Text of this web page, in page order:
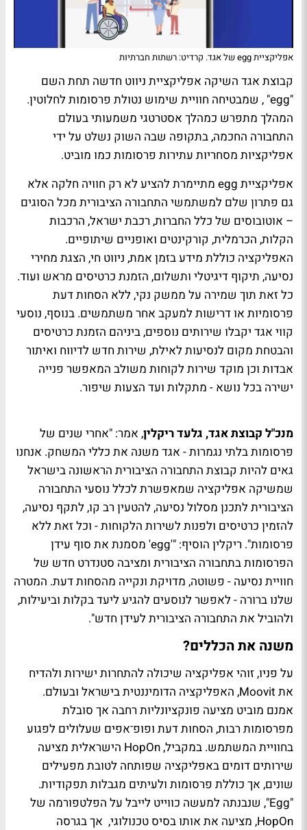
אפליקציית egg של אגד. קרדיט: רשתות חברתיות
קבוצת אגד השיקה אפליקציית ניווט חדשה תחת השם
"egg" , שמבטיחה חוויית שימוש נטולת פרסומות לחלוטין.
המהלך מתפרש כמהלך אסטרטגי משמעותי בעולם
התחבורה החכמה, בתקופה שבה השוק נשלט על ידי
אפליקציות מסחריות עתירות פרסומות כמו מוביט.
אפליקציית egg מתיימרת להציע לא רק חוויה חלקה אלא
גם פתרון שלם למשתמשי התחבורה הציבורית מכל הסוגים
– אוטובוסים של כלל החברות, רכבת ישראל, הרכבות
הקלות, הכרמלית, קורקינטים ואופניים שיתופיים.
האפליקציה כוללת מידע בזמן אמת, ניווט חי, הצגת מחירי
נסיעה, תיקוף דיגיטלי ותשלום, הזמנת כרטיסים מראש ועוד.
כל זאת תוך שמירה על ממשק נקי, ללא הסחות דעת
פרסומיות או דרישות למעקב אחר משתמשים. בנוסף, נוסעי
קווי אגד יקבלו שירותים נוספים, ביניהם הזמנת כרטיסים
והבטחת מקום לנסיעות לאילת, שירות חדש לדיווח ואיתור
אבדות וכן מוקד שירות לקוחות משולב המאפשר פנייה
ישירה בכל נושא - מתקלות ועד הצעות שיפור.
מנכ"ל קבוצת אגד, גלעד ריקלין, אמר: "אחרי שנים של
פרסומות בלתי נגמרות - אגד משנה את כללי המשחק. אנחנו
גאים להיות קבוצת התחבורה הציבורית הראשונה בישראל
שמשיקה אפליקציה שמאפשרת לכלל נוסעי התחבורה
הציבורית לתכנן מסלול נסיעה, להטעין רב קו, לתקף נסיעה,
להזמין כרטיסים ולפנות לשירות הלקוחות - וכל זאת ללא
פרסומות". ריקלין הוסיף: "'egg' מסמנת את סוף עידן
הפרסומות בתחבורה הציבורית ומציבה סטנדרט חדש של
חוויית נסיעה - פשוטה, מדויקת ונקייה מהסחות דעת. המטרה
שלנו ברורה - לאפשר לנוסעים להגיע ליעד בקלות וביעילות,
ולהוביל את התחבורה הציבורית לעידן חדש".
משנה את הכללים?
על פניו, זוהי אפליקציה שיכולה להתחרות ישירות ולהדיח
את Moovit, האפליקציה הדומיננטית בישראל ובעולם.
אמנם מוביט מציעה פונקציונליות רחבה אך סובלת
מפרסומות רבות, הסחות דעת ופופ־אפים שעלולים לפגוע
בחוויית המשתמש. במקביל, HopOn הישראלית מציעה
שירותים דומים באפליקציה שפותחה לטובת מפעילים
שונים, אך כוללת פרסומות ולעיתים מגבלות תפקודיות.
"Egg", שנבנתה למעשה כווייט לייבל על הפלטפורמה של
HopOn, מציעה את אותו בסיס טכנולוגי, אך בגרסה